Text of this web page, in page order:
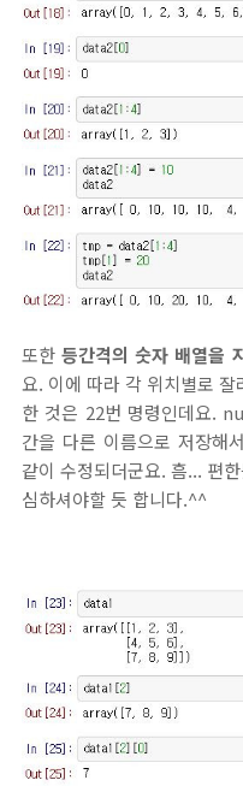
또한등간격의 숫자 배열을
요. 이에 따라 각 위치별로
한 것은 22번 명령인데요.
간을 다른 이름으로 저장해
같이 수정되더군요. 흠... 편
심하셔야할 듯 합니다.^^